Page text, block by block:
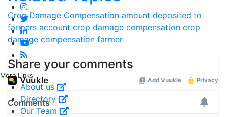
More Links
About us
Directory
Our Team
Crop Damage Compensation amount deposited to
farmers account crop damage compensation crop
damage compensation farmer
Share your comments